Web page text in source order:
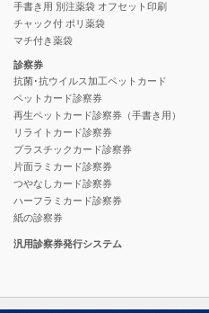
手書き用 別注薬袋 オフセット印刷
チャック付 ポリ薬袋
マチ付き薬袋
診察券
抗菌･抗ウイルス加工ペットカード
ペットカード診察券
再生ペットカード診察券（手書き用）
リライトカード診察券
プラスチックカード診察券
片面ラミカード診察券
つやなしカード診察券
ハーフラミカード診察券
紙の診察券
汎用診察券発行システム